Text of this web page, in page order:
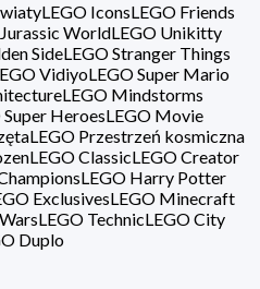
LEGO IconsLEGO Friends
WorldLEGO Unikitty
SideLEGO Stranger Things
VidiyoLEGO Super Mario
LEGO Mindstorms
Super HeroesLEGO Movie
LEGO Przestrzeń kosmiczna
LEGO ClassicLEGO Creator
LEGO Harry Potter
ExclusivesLEGO Minecraft
LEGO TechnicLEGO City
Duplo